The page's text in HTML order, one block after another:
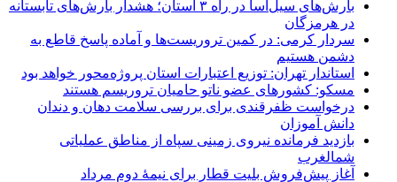
بارش‌های سیل‌آسا در راه ۳ استان؛ هشدار بارش‌های تابستانه
در هرمزگان
سردار کرمی: در کمین تروریست‌ها و آماده پاسخ قاطع به
دشمن هستیم
استاندار تهران: توزیع اعتبارات استان پروژه‌محور خواهد بود
مسکو: کشورهای عضو ناتو حامیان تروریسم هستند
درخواست ظفرقندی برای بررسی سلامت دهان و دندان
دانش آموزان
بازدید فرمانده نیروی زمینی سپاه از مناطق عملیاتی
شمالغرب
آغاز پیش‌فروش بلیت قطار برای نیمۀ دوم مرداد